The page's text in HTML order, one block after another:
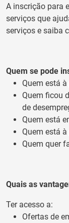
A inscrição para
serviços que
serviços e saiba
Quem se pode
Quem está
Quem ficou
de
Quem está
Quem está
Quem quer
Quais as
Ter acesso a:
Ofertas de